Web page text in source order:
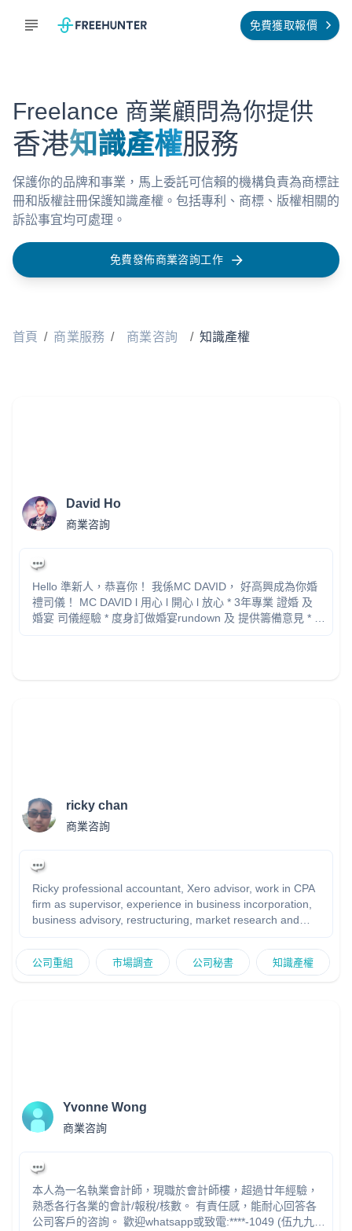
免費獲取報價
Freelance 商業顧問為你提供
香港知識產權服務
保護你的品牌和事業，馬上委託可信賴的機構負責為商標註
冊和版權註冊保護知識產權。包括專利、商標、版權相關的
訴訟事宜均可處理。
免費發佈商業咨詢工作
首頁 / 商業服務 / 商業咨詢 / 知識產權
David Ho
商業咨詢
Hello 準新人，恭喜你！ 我係MC DAVID， 好高興成為你婚
禮司儀！ MC DAVID l 用心 l 開心 l 放心 * 3年專業 證婚 及
婚宴 司儀經驗 * 度身訂做婚宴rundown 及 提供籌備意見 * 台
ricky chan
商業咨詢
Ricky professional accountant, Xero advisor, work in CPA
firm as supervisor, experience in business incorporation,
business advisory, restructuring, market research and
and provide professional advice to startup to improve
business Having good market research experience in build
公司重組 市場調查 公司秘書 知識產權
Yvonne Wong
商業咨詢
本人為一名執業會計師，現職於會計師樓，超過廿年經驗，
熟悉各行各業的會計/報稅/核數。 有責任感，能耐心回答各
公司客戶的咨詢。 歡迎whatsapp或致電:****-1049 (伍九九四